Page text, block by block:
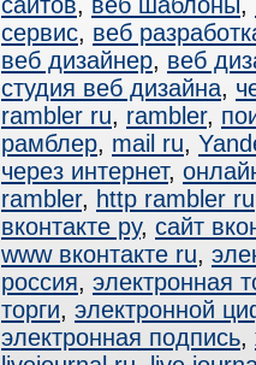
сервис, веб
веб дизайнер, веб
студия веб дизайна,
rambler ru, rambler,
рамблер, mail ru,
через интернет,
rambler, http rambler ru
вконтакте ру, сайт
www вконтакте ru,
россия, электронная
торги, электронной
электронная подпись,